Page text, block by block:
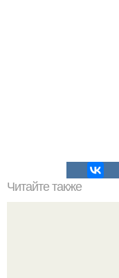
Читайте также